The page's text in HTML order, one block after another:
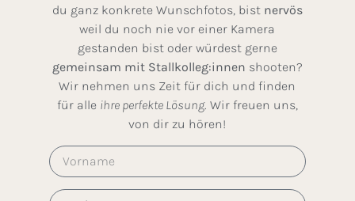
du ganz konkrete Wunschfotos, bist nervös
weil du noch nie vor einer Kamera
gestanden bist oder würdest gerne
gemeinsam mit Stallkolleg:innen shooten?
Wir nehmen uns Zeit für dich und finden
für alle ihre perfekte Lösung. Wir freuen uns,
von dir zu hören!